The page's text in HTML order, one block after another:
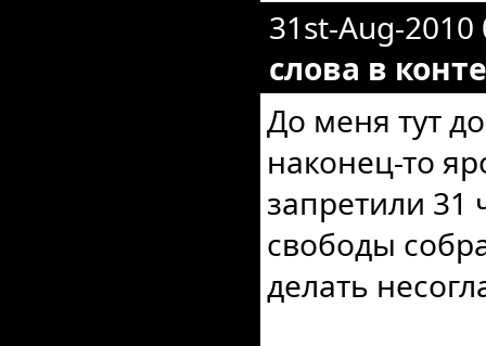
31st-Aug-2010
слова в
До меня тут
наконец-то
запретили 31
свободы
делать